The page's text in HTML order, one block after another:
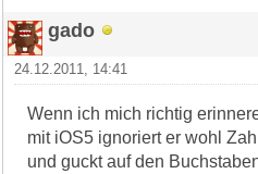
gado
24.12.2011, 14:41
Wenn ich mich richtig
mit iOS5 ignoriert er wohl
und guckt auf den